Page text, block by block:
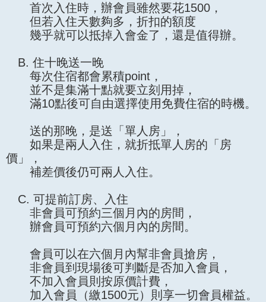
首次入住時，辦會員雖然要花1500，
但若入住天數夠多，折扣的額度
幾乎就可以抵掉入會金了，還是值得辦。
B. 住十晚送一晚
每次住宿都會累積point，
並不是集滿十點就要立刻用掉，
滿10點後可自由選擇使用免費住宿的時機。
送的那晚，是送「單人房」，
如果是兩人入住，就折抵單人房的「房
價」，
補差價後仍可兩人入住。
C. 可提前訂房、入住
非會員可預約三個月內的房間，
辦會員可預約六個月內的房間。
會員可以在六個月內幫非會員搶房，
非會員到現場後可判斷是否加入會員，
不加入會員則按原價計費，
加入會員（繳1500元）則享一切會員權益。